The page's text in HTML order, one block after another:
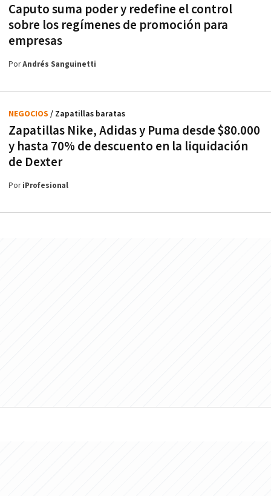
Caputo suma poder y redefine el control
sobre los regímenes de promoción para
empresas
PorAndrés Sanguinetti
Zapatillas Nike, Adidas y Puma desde $80.000
y hasta 70% de descuento en la liquidación
de Dexter
NEGOCIOS / Zapatillas baratas
PoriProfesional